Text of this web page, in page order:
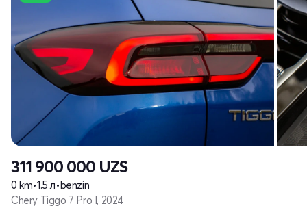
311 900 000 UZS
0 km•1.5 л•benzin
Chery Tiggo 7 Pro I, 2024